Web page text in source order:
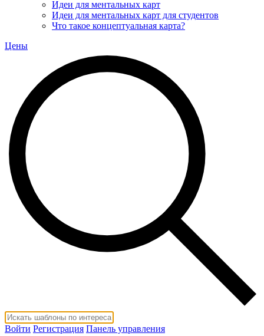
Идеи для ментальных карт
Идеи для ментальных карт для студентов
Что такое концептуальная карта?
Цены
Войти Регистрация Панель управления